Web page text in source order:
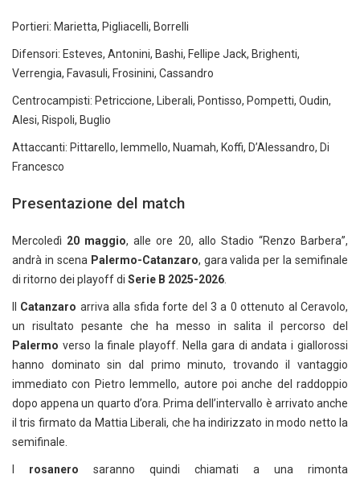
Portieri: Marietta, Pigliacelli, Borrelli
Difensori: Esteves, Antonini, Bashi, Fellipe Jack, Brighenti,
Verrengia, Favasuli, Frosinini, Cassandro
Centrocampisti: Petriccione, Liberali, Pontisso, Pompetti, Oudin,
Alesi, Rispoli, Buglio
Attaccanti: Pittarello, Iemmello, Nuamah, Koffi, D’Alessandro, Di
Francesco
Presentazione del match
Mercoledì 20 maggio, alle ore 20, allo Stadio “Renzo Barbera”,
andrà in scena Palermo-Catanzaro, gara valida per la semifinale
di ritorno dei playoff di Serie B 2025-2026
Catanzaro arriva alla sfida forte del 3 a 0 ottenuto al Ceravolo,
un risultato pesante che ha messo in salita il percorso del
Palermo verso la finale playoff. Nella gara di andata i giallorossi
hanno dominato sin dal primo minuto, trovando il vantaggio
immediato con Pietro Iemmello, autore poi anche del raddoppio
dopo appena un quarto d’ora. Prima dell’intervallo è arrivato anche
il tris firmato da Mattia Liberali, che ha indirizzato in modo netto la
semifinale.
rosanero saranno quindi chiamati a una rimonta